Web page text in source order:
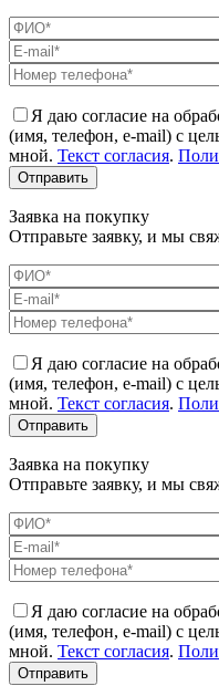
Я даю согласие на
(имя, телефон, e-mail) с
мной. Текст согласия.
Заявка на покупку
Отправьте заявку, и мы
Я даю согласие на
(имя, телефон, e-mail) с
мной. Текст согласия.
Заявка на покупку
Отправьте заявку, и мы
Я даю согласие на
(имя, телефон, e-mail) с
мной. Текст согласия.